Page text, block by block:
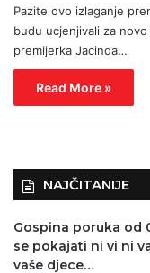
Pazite ovo izlaganje
budu ucjenjivali za
premijerka Jacinda…
Read More »
NAJČITANIJE
Gospina poruka od
se pokajati ni vi ni
vaše djece…